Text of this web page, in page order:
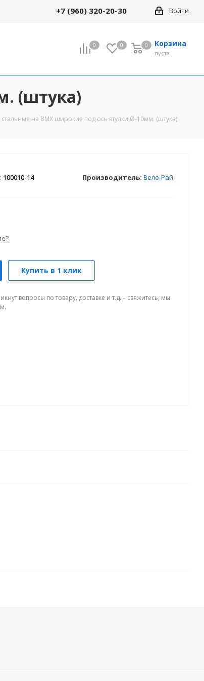
Войти
+7 (960) 320-20-30
0 0 Корзина
0
пуста
0
(штука)
стальные на ВМХ широкие под ось втулки Ø-10мм. (штука)
100010-14 Производитель: Вело-Рай
Купить в 1 клик
вопросы по товару, доставке и т.д. – свяжитесь, мы